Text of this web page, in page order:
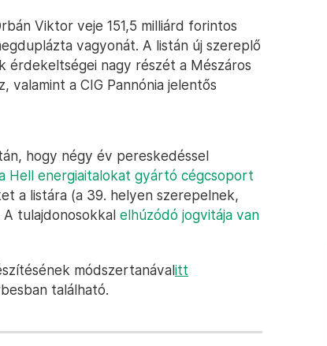
Viktor veje 151,5 milliárd forintos
vagyonát. A listán új szereplő
érdekeltségei nagy részét a Mészáros
valamint a CIG Pannónia jelentős
hogy négy év pereskedéssel
Hell energiaitalokat gyártó cégcsoport
a listára (a 39. helyen szerepelnek,
A tulajdonosokkal elhúzódó jogvitája van
módszertanávalitt
található.